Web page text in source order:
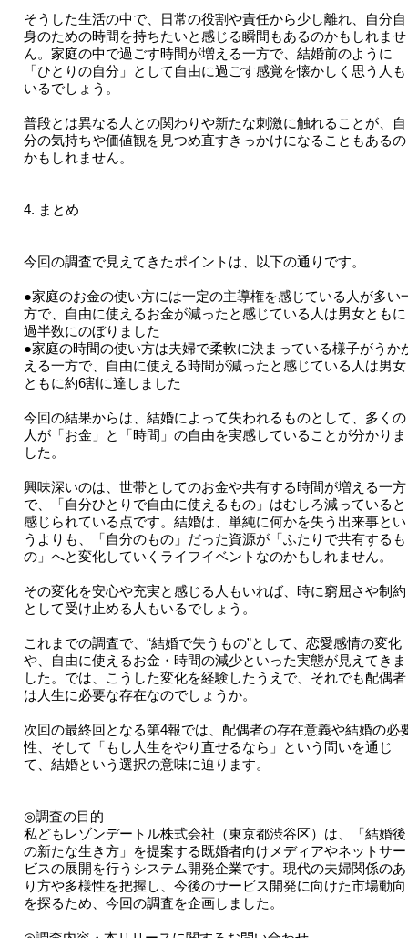
そうした生活の中で、日常の役割や責任から少し離れ、自分自
身のための時間を持ちたいと感じる瞬間もあるのかもしれませ
ん。家庭の中で過ごす時間が増える一方で、結婚前のように
「ひとりの自分」として自由に過ごす感覚を懐かしく思う人も
いるでしょう。
普段とは異なる人との関わりや新たな刺激に触れることが、自
分の気持ちや価値観を見つめ直すきっかけになることもあるの
かもしれません。
4. まとめ
今回の調査で見えてきたポイントは、以下の通りです。
●家庭のお金の使い方には一定の主導権を感じている人が多い
方で、自由に使えるお金が減ったと感じている人は男女ともに
過半数にのぼりました
●家庭の時間の使い方は夫婦で柔軟に決まっている様子がうか
える一方で、自由に使える時間が減ったと感じている人は男女
ともに約6割に達しました
今回の結果からは、結婚によって失われるものとして、多くの
人が「お金」と「時間」の自由を実感していることが分かりま
した。
興味深いのは、世帯としてのお金や共有する時間が増える一方
で、「自分ひとりで自由に使えるもの」はむしろ減っていると
感じられている点です。結婚は、単純に何かを失う出来事とい
うよりも、「自分のもの」だった資源が「ふたりで共有するも
の」へと変化していくライフイベントなのかもしれません。
その変化を安心や充実と感じる人もいれば、時に窮屈さや制約
として受け止める人もいるでしょう。
これまでの調査で、“結婚で失うもの”として、恋愛感情の変化
や、自由に使えるお金・時間の減少といった実態が見えてきま
した。では、こうした変化を経験したうえで、それでも配偶者
は人生に必要な存在なのでしょうか。
次回の最終回となる第4報では、配偶者の存在意義や結婚の必
性、そして「もし人生をやり直せるなら」という問いを通じ
て、結婚という選択の意味に迫ります。
◎調査の目的
私どもレゾンデートル株式会社（東京都渋谷区）は、「結婚後
の新たな生き方」を提案する既婚者向けメディアやネットサー
ビスの展開を行うシステム開発企業です。現代の夫婦関係のあ
り方や多様性を把握し、今後のサービス開発に向けた市場動向
を探るため、今回の調査を企画しました。